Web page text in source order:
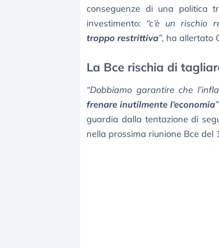
conseguenze di una politica
investimento: “c’è un rischio
troppo restrittiva”, ha allertato
La Bce rischia di
“Dobbiamo garantire che
frenare inutilmente l’economia”
guardia dalla tentazione di
nella prossima riunione Bce del